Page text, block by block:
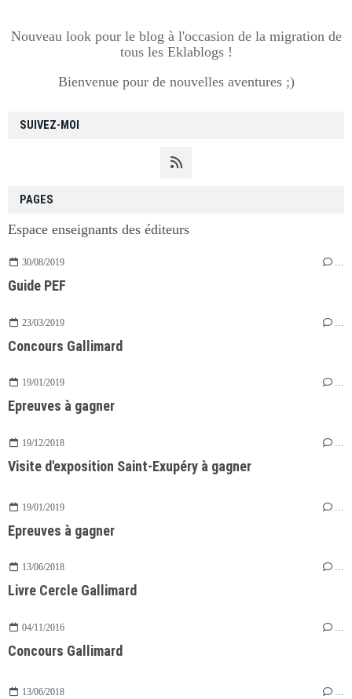
SUIVEZ-MOI
30/08/2019 …
Guide PEF
23/03/2019
Concours Gallimard
19/01/2019 …
Epreuves à gagner
19/12/2018
Visite d'exposition Saint-Exupéry à gagner
19/01/2019 …
Epreuves à gagner
13/06/2018 …
Livre Cercle Gallimard
04/11/2016
Concours Gallimard
13/06/2018 …
PAGES
Espace enseignants des éditeurs
Nouveau look pour le blog à l'occasion de la migration de
tous les Eklablogs !
Bienvenue pour de nouvelles aventures ;)